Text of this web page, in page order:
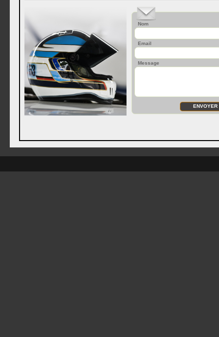
Nom
Email
Message
ENVOYER